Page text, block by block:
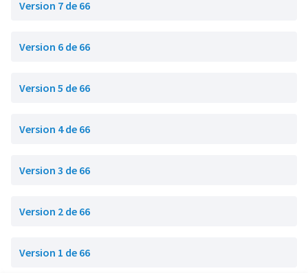
Version 7 de 66
Version 6 de 66
Version 5 de 66
Version 4 de 66
Version 3 de 66
Version 2 de 66
Version 1 de 66